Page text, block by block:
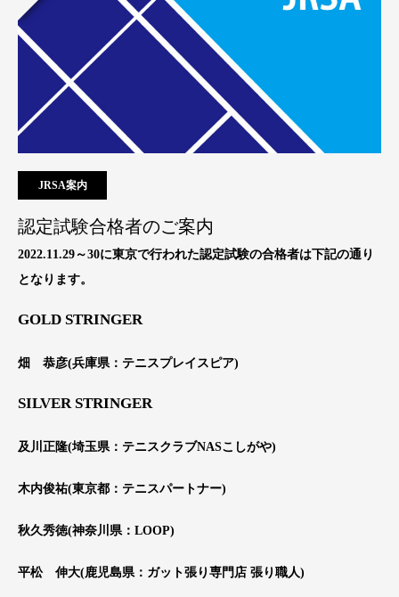
JRSA案内
認定試験合格者のご案内
2022.11.29～30に東京で行われた認定試験の合格者は下記の通り
となります。
GOLD STRINGER
畑 恭彦(兵庫県：テニスプレイスピア)
SILVER STRINGER
及川正隆(埼玉県：テニスクラブNASこしがや)
木内俊祐(東京都：テニスパートナー)
秋久秀徳(神奈川県：LOOP)
平松 伸大(鹿児島県：ガット張り専門店 張り職人)